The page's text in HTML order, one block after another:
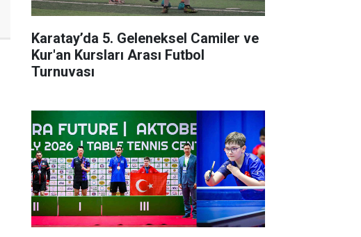
Karatay’da 5. Geleneksel Camiler ve
Kur'an Kursları Arası Futbol
Turnuvası